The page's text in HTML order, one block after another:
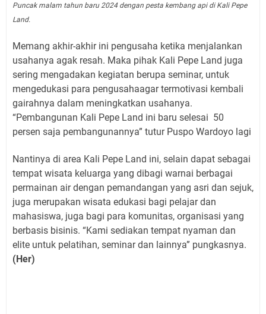
Puncak malam tahun baru 2024 dengan pesta kembang api di Kali Pepe
Land.
Memang akhir-akhir ini pengusaha ketika menjalankan
usahanya agak resah. Maka pihak Kali Pepe Land juga
sering mengadakan kegiatan berupa seminar, untuk
mengedukasi para pengusahaagar termotivasi kembali
gairahnya dalam meningkatkan usahanya.
“Pembangunan Kali Pepe Land ini baru selesai 50
persen saja pembangunannya” tutur Puspo Wardoyo lagi
Nantinya di area Kali Pepe Land ini, selain dapat sebagai
tempat wisata keluarga yang dibagi warnai berbagai
permainan air dengan pemandangan yang asri dan sejuk,
juga merupakan wisata edukasi bagi pelajar dan
mahasiswa, juga bagi para komunitas, organisasi yang
berbasis bisinis. “Kami sediakan tempat nyaman dan
elite untuk pelatihan, seminar dan lainnya” pungkasnya.
(Her)